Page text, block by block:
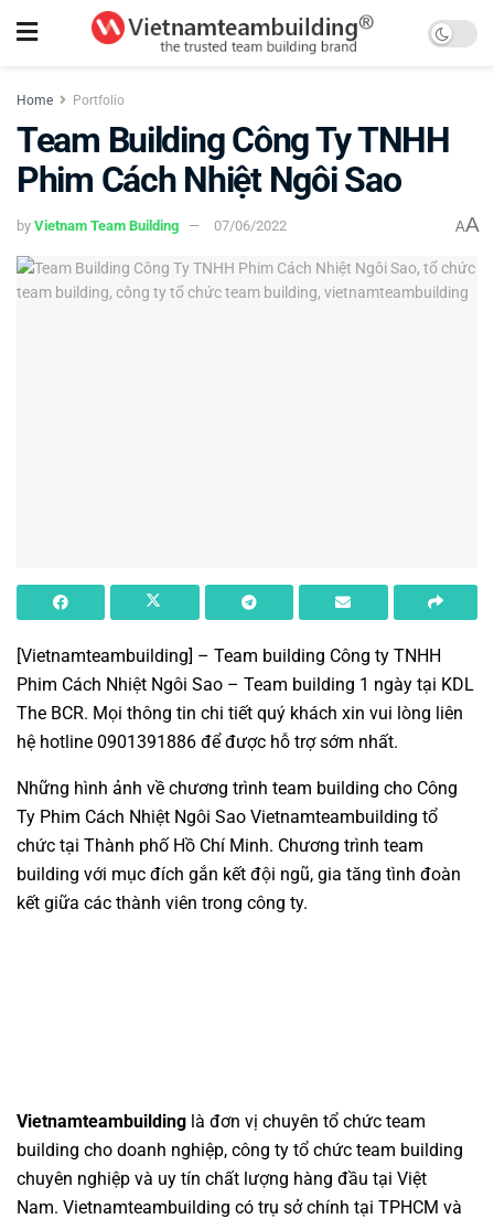
Home Portfolio
Team Building Công Ty TNHH
Phim Cách Nhiệt Ngôi Sao
by Vietnam Team Building 07/06/2022 AA
[Vietnamteambuilding] – Team building Công ty TNHH
Phim Cách Nhiệt Ngôi Sao – Team building 1 ngày tại KDL
The BCR. Mọi thông tin chi tiết quý khách xin vui lòng liên
hệ hotline 0901391886 để được hỗ trợ sớm nhất.
Những hình ảnh về chương trình team building cho Công
Ty Phim Cách Nhiệt Ngôi Sao Vietnamteambuilding tổ
chức tại Thành phố Hồ Chí Minh. Chương trình team
building với mục đích gắn kết đội ngũ, gia tăng tình đoàn
kết giữa các thành viên trong công ty.
Vietnamteambuilding là đơn vị chuyên tổ chức team
building cho doanh nghiệp, công ty tổ chức team building
chuyên nghiệp và uy tín chất lượng hàng đầu tại Việt
Nam. Vietnamteambuilding có trụ sở chính tại TPHCM và